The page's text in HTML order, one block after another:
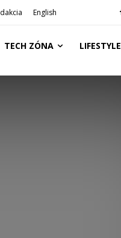
English
TECH ZÓNA LIFESTYLE